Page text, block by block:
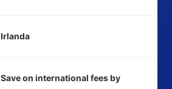
Irlanda
Save on international fees by